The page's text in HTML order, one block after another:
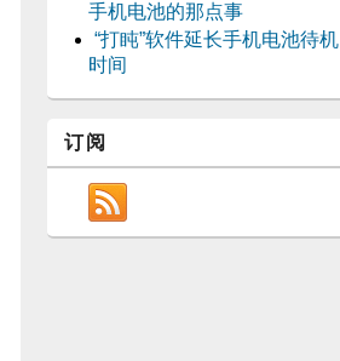
手机电池的那点事
“打盹”软件延长手机电池待机
时间
订阅